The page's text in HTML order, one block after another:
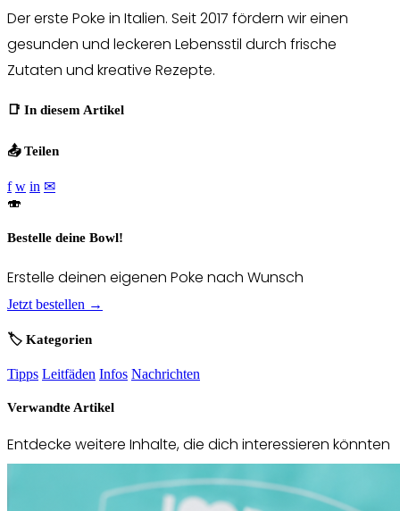
Der erste Poke in Italien. Seit 2017 fördern wir einen
gesunden und leckeren Lebensstil durch frische
Zutaten und kreative Rezepte.
📑 In diesem Artikel
📤 Teilen
f w in ✉
🍣
Bestelle deine Bowl!
Erstelle deinen eigenen Poke nach Wunsch
Jetzt bestellen →
🏷️ Kategorien
Tipps Leitfäden Infos Nachrichten
Verwandte Artikel
Entdecke weitere Inhalte, die dich interessieren könnten